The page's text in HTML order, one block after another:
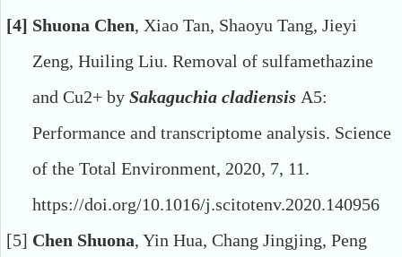
[4] Shuona Chen, Xiao Tan, Shaoyu Tang, Jieyi
Zeng, Huiling Liu. Removal of sulfamethazine
and Cu2+ by Sakaguchia cladiensis A5:
Performance and transcriptome analysis. Science
of the Total Environment, 2020, 7, 11.
https://doi.org/10.1016/j.scitotenv.2020.140956
[5] Chen Shuona, Yin Hua, Chang Jingjing, Peng